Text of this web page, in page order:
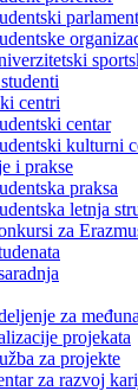
parlament
centri
centar
kulturni
i prakse
praksa
letnja
za
za
projekata
za projekte
za razvoj